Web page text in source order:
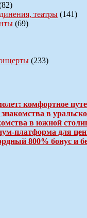
театры (141)
(69)
(233)
комфортное
в
в южной
платформа для
800% бонус и